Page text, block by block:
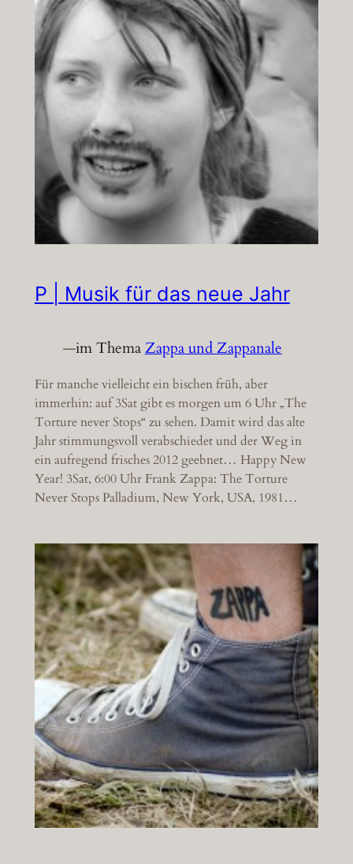
P | Musik für das neue Jahr
—im ThemaZappa und Zappanale
Für manche vielleicht ein bischen früh, aber
immerhin: auf 3Sat gibt es morgen um 6 Uhr „The
Torture never Stops“ zu sehen. Damit wird das alte
Jahr stimmungsvoll verabschiedet und der Weg in
ein aufregend frisches 2012 geebnet… Happy New
Year! 3Sat, 6:00 Uhr Frank Zappa: The Torture
Never Stops Palladium, New York, USA, 1981…